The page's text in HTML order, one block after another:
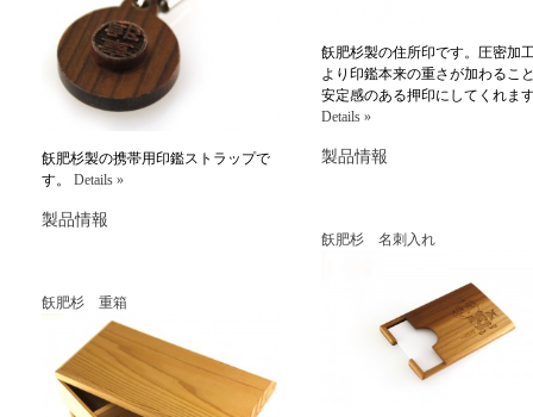
飫肥杉製の住所印です。圧密加
より印鑑本来の重さが加わるこ
安定感のある押印にしてくれま
Details »
製品情報
飫肥杉製の携帯用印鑑ストラップで
す。 Details »
製品情報
飫肥杉 名刺入れ
飫肥杉 重箱